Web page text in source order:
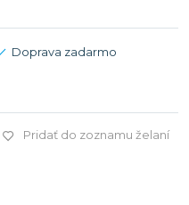
Doprava zadarmo
Pridať do zoznamu želaní